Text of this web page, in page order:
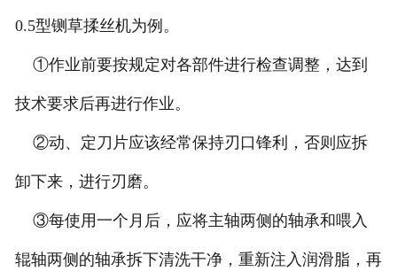
0.5型铡草揉丝机为例。
①作业前要按规定对各部件进行检查调整，达到
技术要求后再进行作业。
②动、定刀片应该经常保持刃口锋利，否则应拆
卸下来，进行刃磨。
③每使用一个月后，应将主轴两侧的轴承和喂入
辊轴两侧的轴承拆下清洗干净，重新注入润滑脂，再